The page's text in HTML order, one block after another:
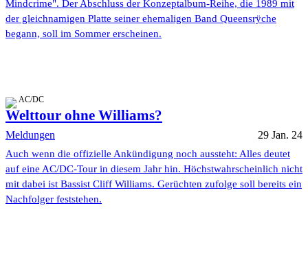
Mindcrime". Der Abschluss der Konzeptalbum-Reihe, die 1989 mit
der gleichnamigen Platte seiner ehemaligen Band Queensrÿche
begann, soll im Sommer erscheinen.
AC/DC
Welttour ohne Williams?
Meldungen 29 Jan. 24
Auch wenn die offizielle Ankündigung noch aussteht: Alles deutet
auf eine AC/DC-Tour in diesem Jahr hin. Höchstwahrscheinlich nicht
mit dabei ist Bassist Cliff Williams. Gerüchten zufolge soll bereits ein
Nachfolger feststehen.